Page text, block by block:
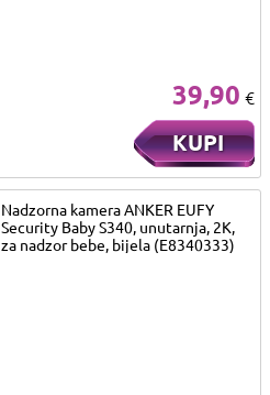
39,90 €
KUPI
Nadzorna kamera ANKER EUFY
Security Baby S340, unutarnja, 2K,
za nadzor bebe, bijela (E8340333)